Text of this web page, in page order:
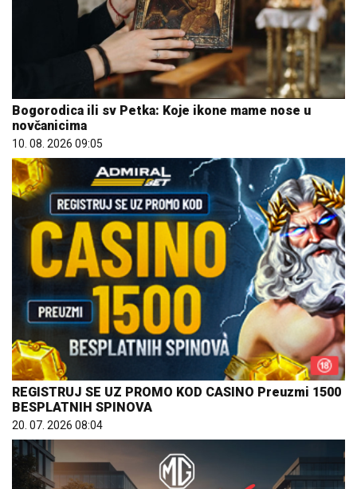
Bogorodica ili sv Petka: Koje ikone mame nose u
10. 08. 2026 09:05
REGISTRUJ SE UZ PROMO KOD CASINO Preuzmi 1500
BESPLATNIH SPINOVA
20. 07. 2026 08:04